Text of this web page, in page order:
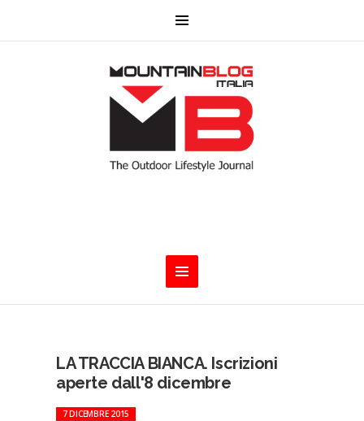
LA TRACCIA BIANCA. Iscrizioni
aperte dall'8 dicembre
7 DICEMBRE 2015